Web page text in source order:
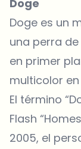
Doge
Doge es un
una perra
en primer
multicolor
El término
Flash
2005, el